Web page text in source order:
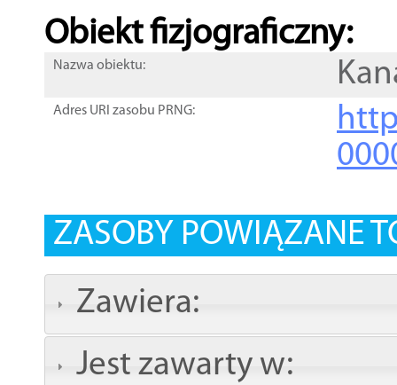
Obiekt fizjograficzny:
Nazwa obiektu:
Adres URI zasobu PRNG:
ZASOBY POWIĄZANE
Zawiera:
Jest zawarty w: